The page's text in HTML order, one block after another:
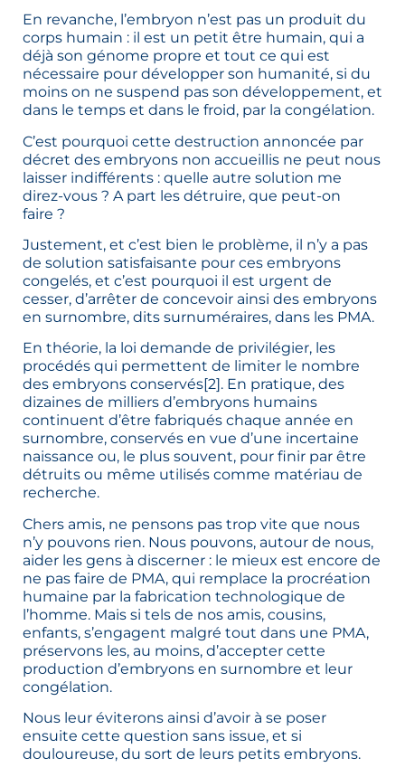
En revanche, l’embryon n’est pas un produit du
corps humain : il est un petit être humain, qui a
déjà son génome propre et tout ce qui est
nécessaire pour développer son humanité, si du
moins on ne suspend pas son développement, et
dans le temps et dans le froid, par la congélation.
C’est pourquoi cette destruction annoncée par
décret des embryons non accueillis ne peut nous
laisser indifférents : quelle autre solution me
direz-vous ? A part les détruire, que peut-on
faire ?
Justement, et c’est bien le problème, il n’y a pas
de solution satisfaisante pour ces embryons
congelés, et c’est pourquoi il est urgent de
cesser, d’arrêter de concevoir ainsi des embryons
en surnombre, dits surnuméraires, dans les PMA.
En théorie, la loi demande de privilégier, les
procédés qui permettent de limiter le nombre
des embryons conservés[2] . En pratique, des
dizaines de milliers d’embryons humains
continuent d’être fabriqués chaque année en
surnombre, conservés en vue d’une incertaine
naissance ou, le plus souvent, pour finir par être
détruits ou même utilisés comme matériau de
recherche.
Chers amis, ne pensons pas trop vite que nous
n’y pouvons rien. Nous pouvons, autour de nous,
aider les gens à discerner : le mieux est encore de
ne pas faire de PMA, qui remplace la procréation
humaine par la fabrication technologique de
l’homme. Mais si tels de nos amis, cousins,
enfants, s’engagent malgré tout dans une PMA,
préservons les, au moins, d’accepter cette
production d’embryons en surnombre et leur
congélation.
Nous leur éviterons ainsi d’avoir à se poser
ensuite cette question sans issue, et si
douloureuse, du sort de leurs petits embryons.